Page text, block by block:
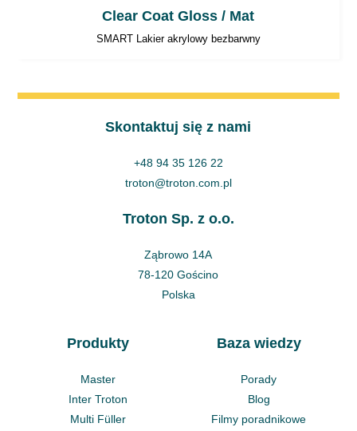
Clear Coat Gloss / Mat
SMART Lakier akrylowy bezbarwny
Skontaktuj się z nami
+48 94 35 126 22
troton@troton.com.pl
Troton Sp. z o.o.
Ząbrowo 14A
78-120 Gościno
Polska
Produkty
Master
Inter Troton
Multi Füller
Baza wiedzy
Porady
Blog
Filmy poradnikowe